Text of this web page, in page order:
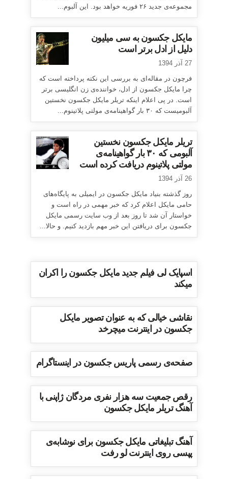
مجموعه‌ی جدید ۲۶ فوریه خواهد بود. این آلبوم...
مایکل جکسون به سی میلیون
دلیل از ادل برتر است
27 آذر 1394
فرچون در مقاله‌ای به بررسی این نکته پرداخته است که
چرا مایکل جکسون از ادل، خواننده‌ی زن انگلیسی برتر
است. در پی اعلام اینکه تریلر مایکل جکسون نخستین
آلبومیست که ۳۰ بار گواهینامه‌ی مولتی پلاتینوم...
تریلر مایکل جکسون نخستین
آلبومی که ۳۰ بار گواهینامه‌ی
مولتی پلاتینوم دریافت کرده است
26 آذر 1394
روز گذشته بنیاد مایکل جکسون در ایمیلی به پایگاه‌های
حامی مایکل اعلام کرد که خبر مهمی در راه است و
خواستار آن شد تا روز بعد از وب سایت رسمی مایکل
جکسون برای دریافتن این خبر مهم بازدید کنیم. و حالا...
اسپایک لی فیلم جدید مایکل جکسون را اکران
میکند
نقاشی خیالی که به عنوان تصویر مایکل
جکسون در اینترنت میچرخد
صفحه‌ی رسمی پاریس جکسون در اینستاگرام
رقص جمعیت سه هزار نفری مردگان ژاپنی با
آهنگ تریلر مایکل جکسون
آهنگ تبلیغاتی مایکل جکسون برای نوشابه‌ی
پپسی روی اینترنت لو رفت